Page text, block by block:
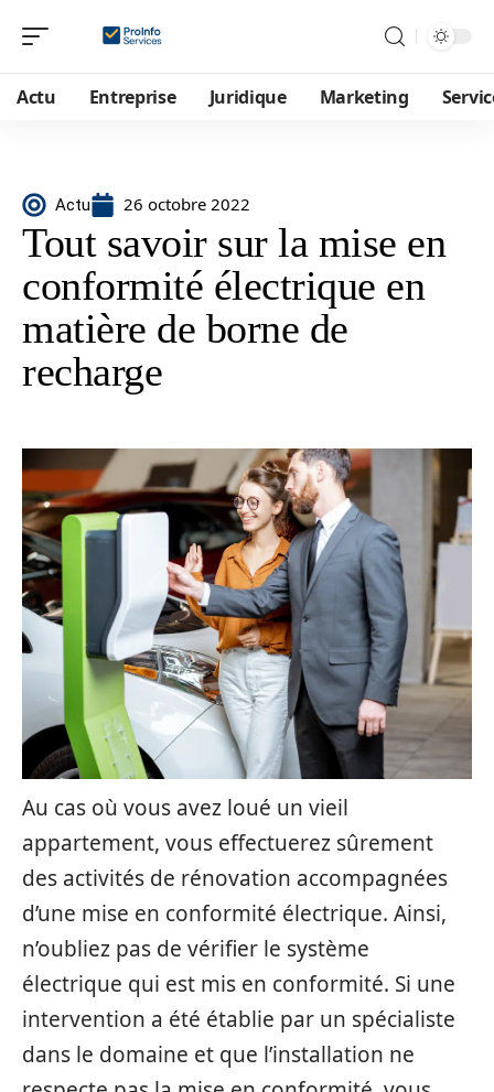
Actu Entreprise Juridique Marketing
Actu 26 octobre 2022
Tout savoir sur la mise en
conformité électrique en
matière de borne de
recharge
Au cas où vous avez loué un vieil
appartement, vous effectuerez sûrement
des activités de rénovation accompagnées
d’une mise en conformité électrique. Ainsi,
n’oubliez pas de vérifier le système
électrique qui est mis en conformité. Si une
intervention a été établie par un spécialiste
dans le domaine et que l’installation ne